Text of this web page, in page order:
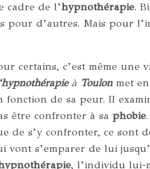
cadre de l’hypnothérapie.
pour d’autres. Mais pour
certains, c’est même une
‘hypnothérapie à Toulonmet en
fonction de sa peur. Il
être confronter à sa phobie
de s’y confronter, ce sont
vont s’emparer de lui
, l’individu lui-